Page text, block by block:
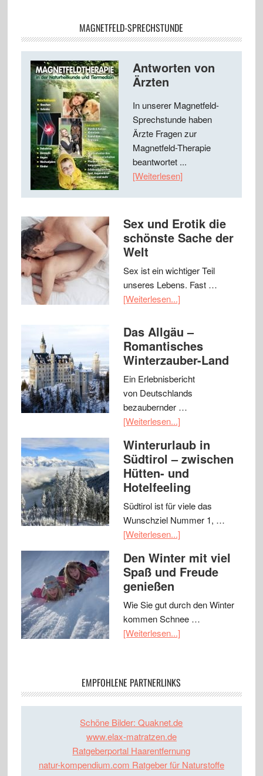
MAGNETFELD-SPRECHSTUNDE
Antworten von
Ärzten
In unserer Magnetfeld-
Sprechstunde haben
Ärzte Fragen zur
Magnetfeld-Therapie
beantwortet ...
[Weiterlesen]
Sex und Erotik die
schönste Sache der
Welt
Sex ist ein wichtiger Teil
unseres Lebens. Fast …
[Weiterlesen...]
Das Allgäu –
Romantisches
Winterzauber-Land
Ein Erlebnisbericht
von Deutschlands
bezaubernder …
[Weiterlesen...]
Winterurlaub in
Südtirol – zwischen
Hütten- und
Hotelfeeling
Südtirol ist für viele das
Wunschziel Nummer 1, …
[Weiterlesen...]
Den Winter mit viel
Spaß und Freude
genießen
Wie Sie gut durch den Winter
kommen Schnee …
[Weiterlesen...]
EMPFOHLENE PARTNERLINKS
Schöne Bilder: Quaknet.de
www.elax-matratzen.de
Ratgeberportal Haarentfernung
natur-kompendium.com Ratgeber für Naturstoffe